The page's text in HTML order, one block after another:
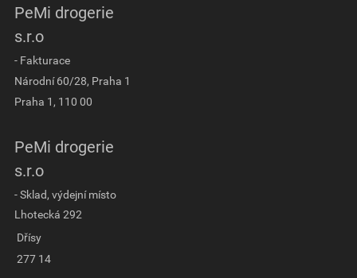
PeMi drogerie
s.r.o
- Fakturace
Národní 60/28, Praha 1
Praha 1, 110 00
PeMi drogerie
s.r.o
- Sklad, výdejní místo
Lhotecká 292
Dřísy
277 14